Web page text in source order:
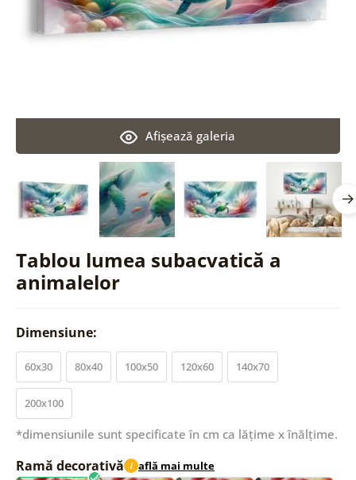
Tablou lumea subacvatică a
animalelor
Afişează galeria
Dimensiune:
60x30 80x40 100x50 120x60 140x70
200x100
*dimensiunile sunt specificate în cm ca lățime x înălțime.
Ramă decorativă i află mai multe